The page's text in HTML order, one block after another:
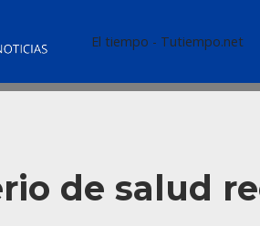
El tiempo - Tutiempo.net
de salud